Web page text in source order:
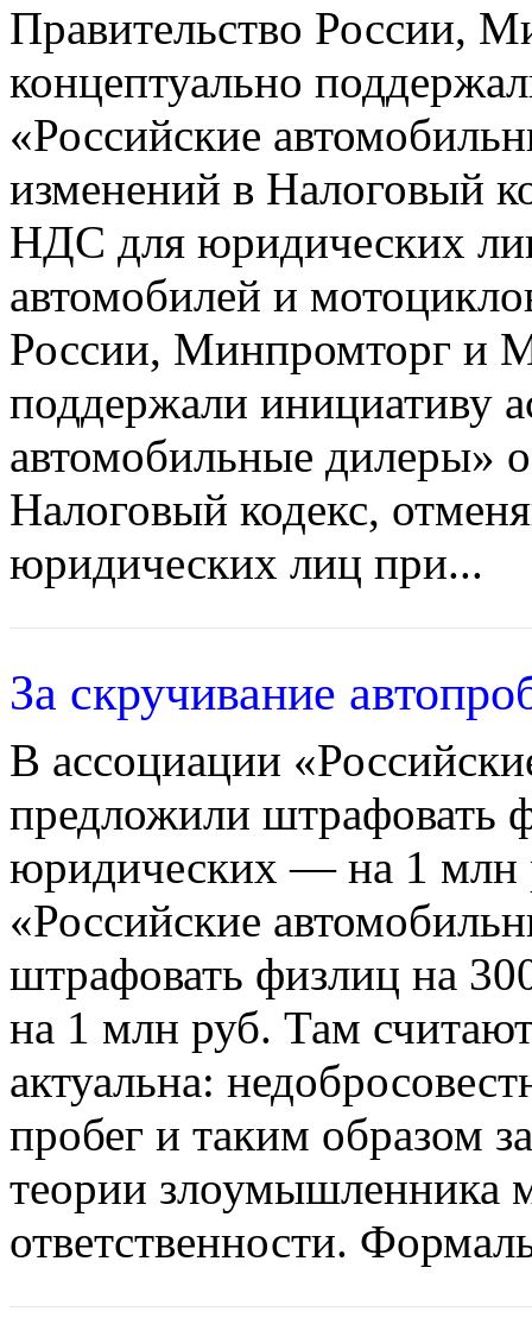
Правительство России,
концептуально
«Российские
изменений в Налоговый
НДС для юридических
автомобилей и
России, Минпромторг и
поддержали инициативу
автомобильные дилеры»
Налоговый кодекс,
юридических лиц при...
За скручивание
В ассоциации
предложили штрафовать
юридических — на 1 млн
«Российские
штрафовать физлиц на
на 1 млн руб. Там
актуальна:
пробег и таким образом
теории злоумышленника
ответственности.